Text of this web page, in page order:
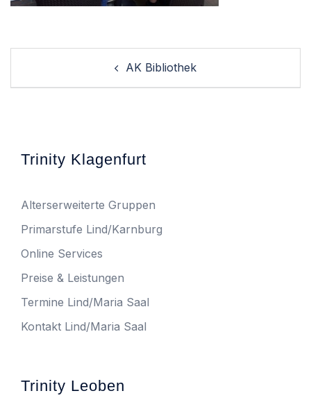
AK Bibliothek
Trinity Klagenfurt
Alterserweiterte Gruppen
Primarstufe Lind/Karnburg
Online Services
Preise & Leistungen
Termine Lind/Maria Saal
Kontakt Lind/Maria Saal
Trinity Leoben